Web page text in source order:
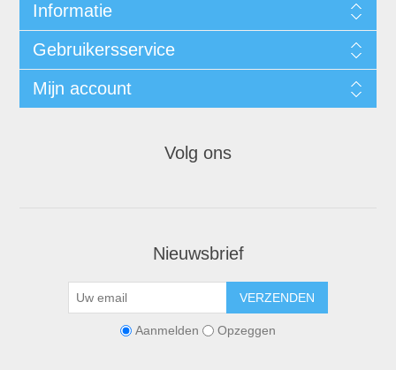
Informatie
Gebruikersservice
Mijn account
Volg ons
Nieuwsbrief
VERZENDEN
Aanmelden Opzeggen